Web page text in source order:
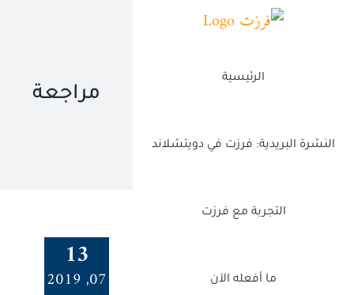
الرئيسية
النشرة البريدية: فرزت في دويتشلاند
التجربة مع فرزت
ما أفعله الآن
مراجعة
13
07, 2019